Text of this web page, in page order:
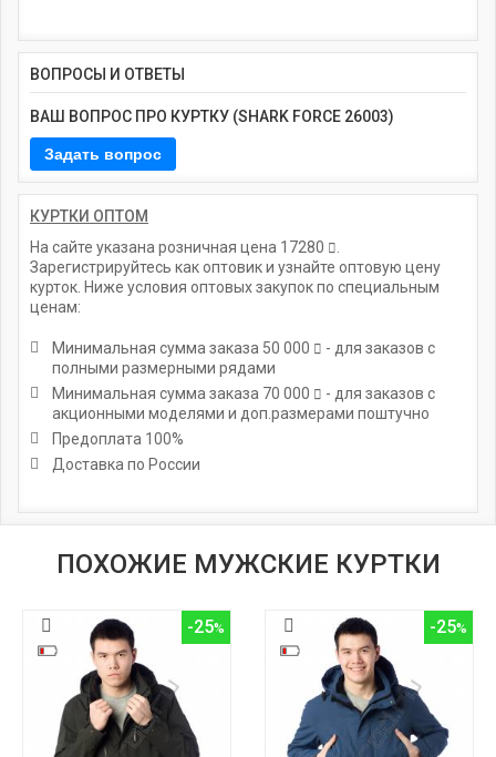
ВОПРОСЫ И ОТВЕТЫ
ВАШ ВОПРОС ПРО КУРТКУ (SHARK FORCE 26003)
КУРТКИ ОПТОМ
На сайте указана розничная цена 17280
Зарегистрируйтесь как оптовик и узнайте оптовую цену
курток. Ниже условия оптовых закупок по специальным
ценам:
Минимальная сумма заказа 50 000
- для заказов с
полными размерными рядами
Минимальная сумма заказа 70 000
- для заказов с
акционными моделями и доп.размерами поштучно
Предоплата 100%
Доставка по России
ПОХОЖИЕ МУЖСКИЕ КУРТКИ
-25 -25